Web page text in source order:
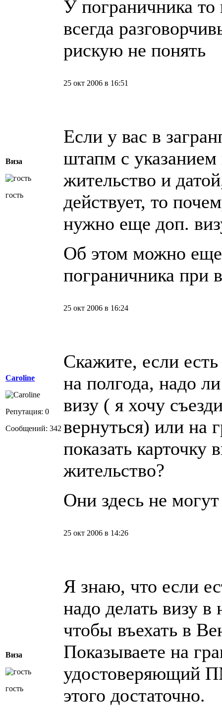
У пограничника
всегда
рискую не понять
Виза
гость
25 окт 2006 в 16:51
Если у вас в
штапм с
жительство и
действует, то
нужно еще доп.
Об этом можно
пограничника при
Caroline
Репутация: 0
Сообщений: 342
25 окт 2006 в 16:24
Скажите, если
на полгода, надо
визу ( я хочу
вернуться) или на
показать карточку
жительство?
Они здесь не
Виза
гость
25 окт 2006 в 14:26
Я знаю, что если
надо делать визу в
чтобы въехать в
Показываете на
удостоверяющий
этого достаточно.